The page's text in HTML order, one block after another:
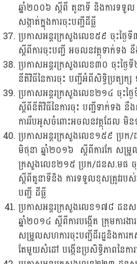
ឆ្នាំ២០០៦ ស្តីពី តូនាទី និងការទទួ
សង្កាត់ក្នុងការចុះបញ្ជីដីធ្លី
ប្រកាសអន្តរក្រសួងលេខ៥៩ ចុះថ្ង
ស្តីពីការចុះបញ្ជី អចលនវត្ថុទាក់ទង
ប្រកាសអន្តរក្រសួងលេខ៣០ ចុះថ្ងៃ
នីតិវិធីនៃការចុះ បញ្ជីអំពីសិទ្ធិប្រត្យក្
ប្រកាសអន្តរក្រសួងលេខ២១៤ ចុះថ្ងៃ
ស្តីពីនីតិវិធីនៃការចុះ បញ្ជីទាក់ទង នឹង
ការរឹបអូសចំពោះអចលនវត្ថុដែល មិន
ប្រកាសអន្តរក្រសួងលេខ១៥៩ ប្រក
មិថុនា ឆ្នាំ២០១៦ ស្តីពីការកែ សម្រួ
ក្រសួងលេខ២១៥ ប្រក/ដនស.មផ ចុះ
ស្តីពីតួនាទីនិង ការទទួលខុសត្រូវរបស់
បញ្ជី ដីធ្លី
ប្រកាសអន្តរក្រសួងលេខ១៧៨ ដនស
ឆ្នាំ២០១៤ ស្តីពីការបង្កើត ក្រុមការ
សម្រួលសហការចុះបញ្ជីដីរដ្ឋនិងការ
តែមួយសំដៅ បង្កើនប្រសិទ្ធិភាពនៃការ